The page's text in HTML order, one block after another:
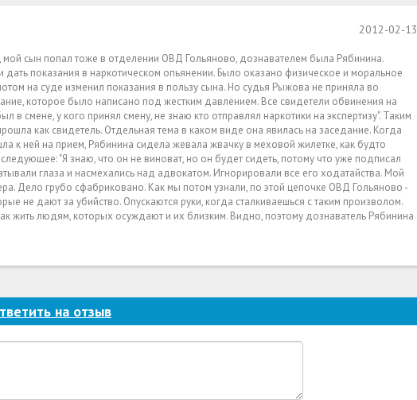
2012-02-13
сын попал тоже в отделении ОВД Гольяново, дознавателем была Рябинина.
показания в наркотическом опьянении. Было оказано физическое и моральное
на суде изменил показания в пользу сына. Но судья Рыжова не приняла во
которое было написано под жестким давлением. Все свидетели обвинения на
смене, у кого принял смену, не знаю кто отправлял наркотики на экспертизу". Таким
как свидетель. Отдельная тема в каком виде она явилась на заседание. Когда
к ней на прием, Рябинина сидела жевала жвачку в меховой жилетке, как будто
"Я знаю, что он не виноват, но он будет сидеть, потому что уже подписал
глаза и насмехались над адвокатом. Игнорировали все его ходатайства. Мой
Дело грубо сфабриковано. Как мы потом узнали, по этой цепочке ОВД Гольяново -
не дают за убийство. Опускаются руки, когда сталкиваешься с таким произволом.
жить людям, которых осуждают и их близким. Видно, поэтому дознаватель Рябинина
на отзыв